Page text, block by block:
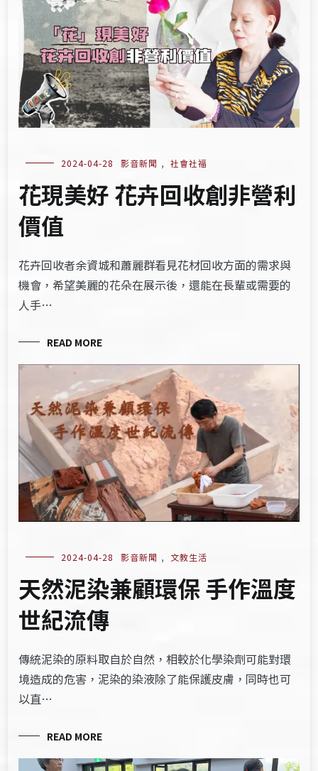
2024-04-28 影音新聞 , 社會社福
花現美好 花卉回收創非營利
價值
花卉回收者余資城和蕭麗群看見花材回收方面的需求與
機會，希望美麗的花朵在展示後，還能在長輩或需要的
人手…
READ MORE
2024-04-28 影音新聞 , 文教生活
天然泥染兼顧環保 手作溫度
世紀流傳
傳統泥染的原料取自於自然，相較於化學染劑可能對環
境造成的危害，泥染的染液除了能保護皮膚，同時也可
以直…
READ MORE